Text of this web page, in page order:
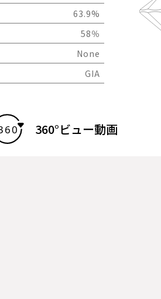
63.9%
58％
None
GIA
360°ビュー動画